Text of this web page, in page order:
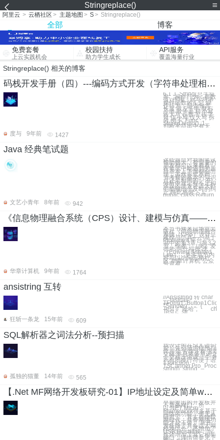
Stringreplace()
阿里云 > 云栖社区 > 主题地图 > S> Stringreplace()
全部 博客
免费套餐
上云实践机会
校园扶持
助力学生成长
API服务
覆盖海量行业
Stringreplace() 相关的博客
码栈开发手册（四）---编码方式开发（字符串处理相关函数）
6.1 J_String(总字符
串，操作行为，参数
值) 作用：对字符串
操作函数的汇总 操
作行为：是否包含
长度 取左子串 取右
子串 取子串 转小写
转大写 仅数字 仅字
母 仅小写 仅大写 拆
分 例子: Func
StringDemo() ;1、
判断字符串中有无
度与
9年前 1427
Java 经典笔试题
这些题目对我的笔试
帮助很大，有需要的
朋友都可以来看看，
在笔试中能遇到的题
目基本上下面都会出
现，虽然形式不同，
当考察的基本的知识
点还是相同的。 在
分析中肯定有不足和
谬误的地方还请大虾
们能够给予及时的纠
正,特此感谢。 1.
public class Return
文艺小青年
8年前 942
《信息物理融合系统（CPS）设计、建模与仿真——基于 Ptolemy II 平台》——3.2 动态数据流
本节书摘来自华章出
版社《信息物理融合
系统（CPS）设计、
建模与仿真——基于
Ptolemy II 平台》一
书中的第3章，第3.2
节，作者：［美］爱
德华·阿什福德·李
（Edward Ashford
Lee），更多章节内
容可以访问云栖社
区“华章计算机”公众
号查看
华章计算机
9年前 1764
ansistring 互转
//Ansistring 转
__fastcall
*Sender) {
Test = "哈哈";
Test.c_str
狂斩一条龙
15年前 609
SQL解析器之词法分析--预扫描
我设计的在SQL语句
前，先必须进行预扫
作用是 去除注释 去
空格 并且将各单词之
个空格压缩成一个 并
所有的换行符便于语
1 function
string): string;
孤独的猫董
14年前 565
【.Net MF网络开发板研究-01】IP地址设定及简单web演示
早期推出的开发板并
不具备网口，所
以.NET Micro
Framework很多基于
网络的功能，便无从
研究了，其实在物联
网时代，具备网络功
能才是王道。 新开
发板除了具备以太网
模块以外，还增加了
USB Host模块，当
然还增加了其它相关
接口，详情请参见下